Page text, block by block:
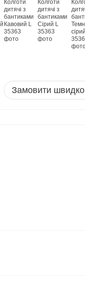
Замовити швидко